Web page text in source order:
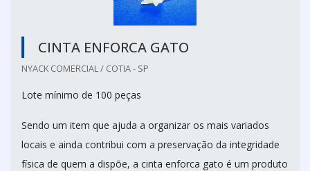
CINTA ENFORCA GATO
NYACK COMERCIAL / COTIA - SP
Lote mínimo de 100 peças
Sendo um item que ajuda a organizar os mais variados
locais e ainda contribui com a preservação da integridade
física de quem a dispõe, a cinta enforca gato é um produto